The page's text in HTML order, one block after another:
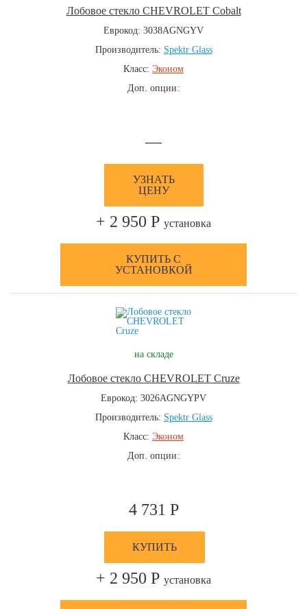
Лобовое стекло CHEVROLET Cobalt
Еврокод: 3038AGNGYV
Производитель: Spektr Glass
Класс: Эконом
Доп. опции:
—
УЗНАТЬ
ЦЕНУ
+ 2 950 Р установка
КУПИТЬ С
УСТАНОВКОЙ
на складе
Лобовое стекло CHEVROLET Cruze
Еврокод: 3026AGNGYPV
Производитель: Spektr Glass
Класс: Эконом
Доп. опции:
4 731 Р
КУПИТЬ
+ 2 950 Р установка